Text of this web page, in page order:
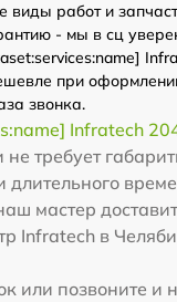
виды работ и
- мы в сц
при
звонка.
Infratech
требует
длительного
мастер
Infratech в
или позвоните и